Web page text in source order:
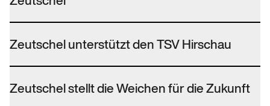
Zeutschel unterstützt den TSV Hirschau
Zeutschel stellt die Weichen für die Zukunft